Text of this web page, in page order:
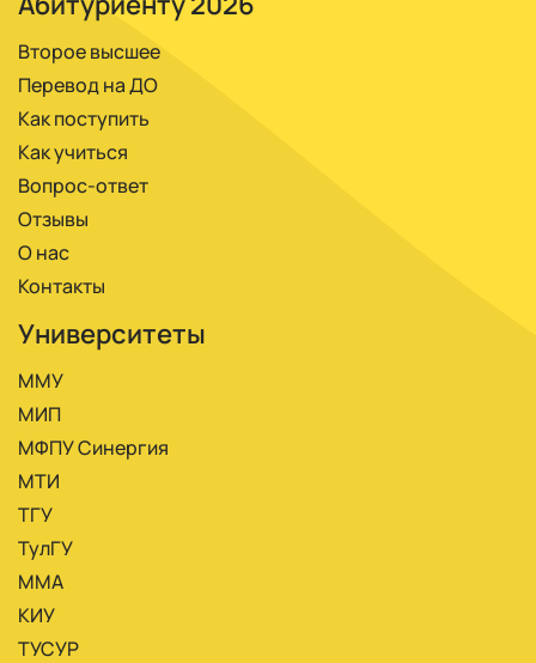
Второе высшее
Перевод на ДО
Как поступить
Как учиться
Вопрос-ответ
Отзывы
О нас
Контакты
Университеты
ММУ
МИП
МФПУ Синергия
МТИ
ТГУ
ТулГУ
ММА
КИУ
ТУСУР